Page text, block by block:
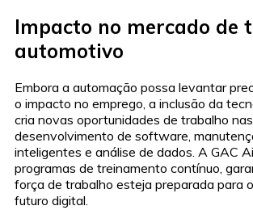
Impacto no mercado de
automotivo
Embora a automação possa levantar
o impacto no emprego, a inclusão da
cria novas oportunidades de trabalho
desenvolvimento de software,
inteligentes e análise de dados. A GAC
programas de treinamento contínuo,
força de trabalho esteja preparada para
futuro digital.